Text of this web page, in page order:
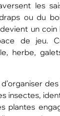
les
ou du
un coin
de jeu.
herbe,
insectes,
plantes